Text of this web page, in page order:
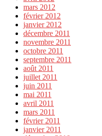
mars 2012
février 2012
janvier 2012
décembre 2011
novembre 2011
octobre 2011
septembre 2011
août 2011
juillet 2011
juin 2011
mai 2011
avril 2011
mars 2011
février 2011
janvier 2011